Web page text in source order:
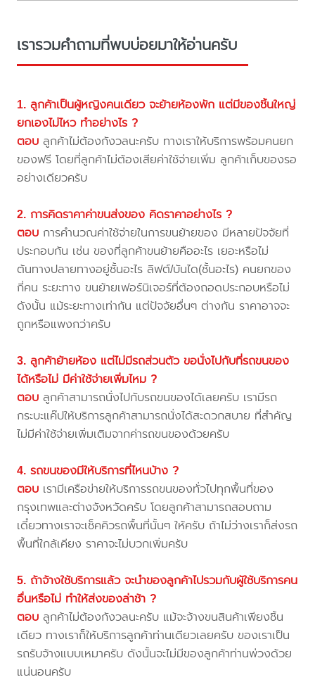
เรารวมคำถามที่พบบ่อยมาให้อ่านครับ
1. ลูกค้าเป็นผู้หญิงคนเดียว จะย้ายห้องพัก แต่มีของชิ้นใหญ่
ยกเองไม่ไหว ทำอย่างไร ?
ตอบ ลูกค้าไม่ต้องกังวลนะครับ ทางเราให้บริการพร้อมคนยก
ของฟรี โดยที่ลูกค้าไม่ต้องเสียค่าใช้จ่ายเพิ่ม ลูกค้าเก็บของรอ
อย่างเดียวครับ
2. การคิดราคาค่าขนส่งของ คิดราคาอย่างไร ?
ตอบ การคำนวณค่าใช้จ่ายในการขนย้ายของ มีหลายปัจจัยที่
ประกอบกัน เช่น ของที่ลูกค้าขนย้ายคืออะไร เยอะหรือไม่
ต้นทางปลายทางอยู่ชั้นอะไร ลิฟต์/บันได(ชั้นอะไร) คนยกของ
กี่คน ระยะทาง ขนย้ายเฟอร์นิเจอร์ที่ต้องถอดประกอบหรือไม่
ดังนั้น แม้ระยะทางเท่ากัน แต่ปัจจัยอื่นๆ ต่างกัน ราคาอาจจะ
ถูกหรือแพงกว่าครับ
3. ลูกค้าย้ายห้อง แต่ไม่มีรถส่วนตัว ขอนั่งไปกับที่รถขนของ
ได้หรือไม่ มีค่าใช้จ่ายเพิ่มไหม ?
ตอบ ลูกค้าสามารถนั่งไปกับรถขนของได้เลยครับ เรามีรถ
กระบะแค๊ปให้บริการลูกค้าสามารถนั่งได้สะดวกสบาย ที่สำคัญ
ไม่มีค่าใช้จ่ายเพิ่มเติมจากค่ารถขนของด้วยครับ
4. รถขนของมีให้บริการที่ไหนบ้าง ?
ตอบ เรามีเครือข่ายให้บริการรถขนของทั่วไปทุกพื้นที่ของ
กรุงเทพและต่างจังหวัดครับ โดยลูกค้าสามารถสอบถาม
เดี๋ยวทางเราจะเช็คคิวรถพื้นที่นั้นๆ ให้ครับ ถ้าไม่ว่างเราก็ส่งรถ
พื้นที่ใกล้เคียง ราคาจะไม่บวกเพิ่มครับ
5. ถ้าจ้างใช้บริการแล้ว จะนำของลูกค้าไปรวมกับผู้ใช้บริการคน
อื่นหรือไม่ ทำให้ส่งของล่าช้า ?
ตอบ ลูกค้าไม่ต้องกังวลนะครับ แม้จะจ้างขนสินค้าเพียงชิ้น
เดียว ทางเราก็ให้บริการลูกค้าท่านเดียวเลยครับ ของเราเป็น
รถรับจ้างแบบเหมาครับ ดังนั้นจะไม่มีของลูกค้าท่านพ่วงด้วย
แน่นอนครับ